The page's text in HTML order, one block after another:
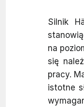
Silnik
na
się
pracy.
istotne